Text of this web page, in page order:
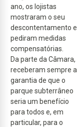
ano, os lojistas
mostraram o seu
descontentamento e
pediram medidas
compensatórias.
Da parte da Câmara,
receberam sempre a
garantia de que o
parque subterrâneo
seria um benefício
para todos e, em
particular, para o